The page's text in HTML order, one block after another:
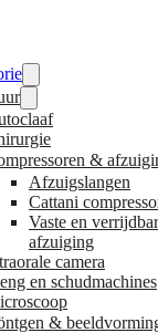
&
Afzuigslangen
Cattani
Vaste en
afzuiging
camera
en schudmachines
&